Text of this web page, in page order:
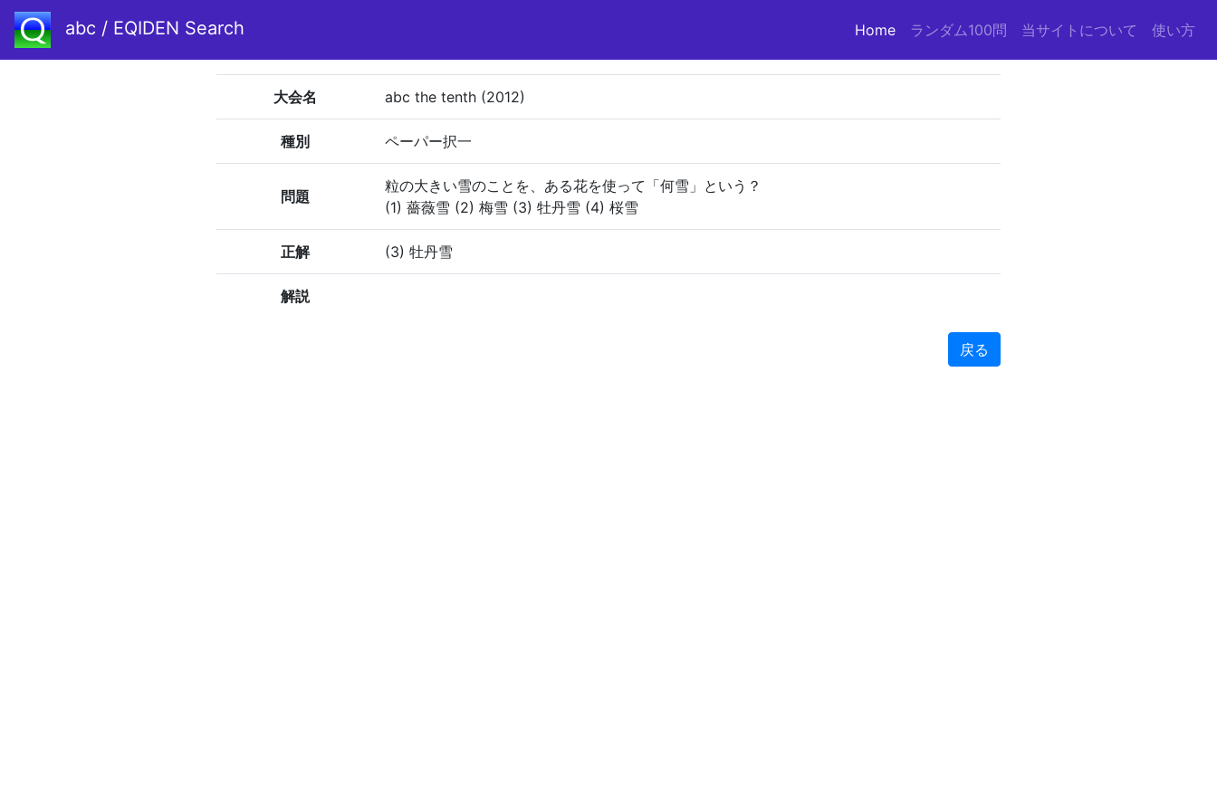
abc / EQIDEN Search Home (current)
ランダム100問 当サイトについて 使い方
大会名 abc the tenth (2012)
種別 ペーパー択一
問題
粒の大きい雪のことを、ある花を使って「何雪」という？
(1) 薔薇雪 (2) 梅雪 (3) 牡丹雪 (4) 桜雪
正解 (3) 牡丹雪
解説
戻る